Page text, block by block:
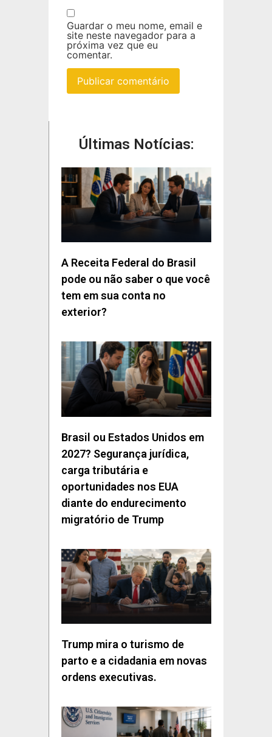
Guardar o meu nome, email e
site neste navegador para a
próxima vez que eu
comentar.
Últimas Notícias:
A Receita Federal do Brasil
pode ou não saber o que você
tem em sua conta no
exterior?
Brasil ou Estados Unidos em
2027? Segurança jurídica,
carga tributária e
oportunidades nos EUA
diante do endurecimento
migratório de Trump
Trump mira o turismo de
parto e a cidadania em novas
ordens executivas.